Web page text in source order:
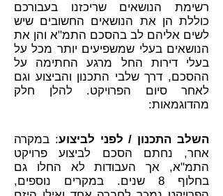
רשימת הנושאים שריכזנו בעבורכם
כוללת הן את הנושאים החשובים שיש
לשים אליהם לב בהסכם התמ"א והן את
הנושאים בעלי שמשפיעים יותר מכל על
בעלי דירות החל מרגע החתימה על
ההסכם, דרך שלבי התכנון והביצוע וגם
לאחר סיום הפרויקט. להלן חלק
מהדוגמאות:
השלב התכנון / לפני לביצוע: במקרה
אחר, נחתם הסכם לביצוע פרויקט
התמ"א, אך העבודות לא החלו גם
בחלוף 8 שנים. במקרים נוספים,